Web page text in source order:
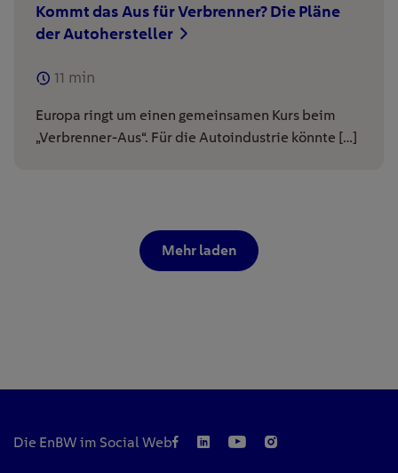
Kommt das Aus für Verbrenner? Die Pläne
der Autohersteller
11 min
Europa ringt um einen gemeinsamen Kurs beim
„Verbrenner-Aus“. Für die Autoindustrie könnte […]
Mehr laden
Die EnBW im Social Web